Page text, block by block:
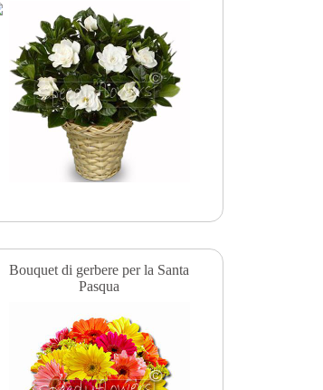
Bouquet di gerbere per la Santa
Pasqua